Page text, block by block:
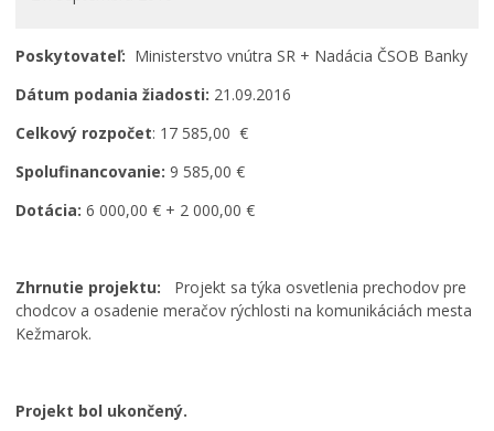
Integrovaný regionálny operačný program 2014 – 2020
Operačný program ľudské zdroje
Prešovský samosprávny kraj – dotácie
Operačný program integrovaná infraštruktúra 2014-
2020
Program Interreg Poľsko – Slovensko 2021 – 2027
Program rozvoja vidieka SR 2014-2022
Fond na podporu umenia
Zamestnanie v samospráve
Poskytovateľ: Ministerstvo vnútra SR + Nadácia ČSOB Banky
Dátum podania žiadosti: 21.09.2016
Celkový rozpočet: 17 585,00 €
Spolufinancovanie: 9 585,00 €
Dotácia: 6 000,00 € + 2 000,00 €
Zhrnutie projektu: Projekt sa týka osvetlenia prechodov pre
chodcov a osadenie meračov rýchlosti na komunikáciách mesta
Kežmarok.
Projekt bol ukončený.